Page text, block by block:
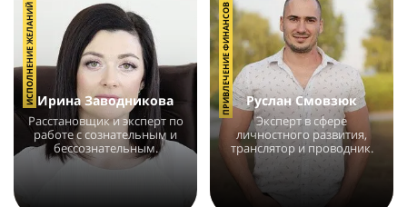
Ирина Заводникова
Расстановщик и эксперт по
работе с сознательным и
бессознательным.
ИСПОЛНЕНИЕ ЖЕЛАНИЙ Руслан Смовзюк
Эксперт в сфере
личностного развития,
транслятор и проводник.
5072
ПРИВЛЕЧЕНИЕ ФИНАНСОВ